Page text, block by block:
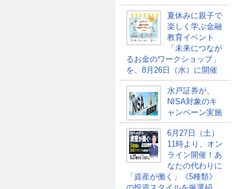
夏休みに親子で
楽しく学ぶ金融
教育イベント
「未来につなが
るお金のワークショップ」
を、8月26日（水）に開催
水戸証券が、
NISA対象のキ
ャンペーン実施
6月27日（土）
11時より、オン
ライン開催！あ
なたの代わりに
「資産が働く」《5種類》